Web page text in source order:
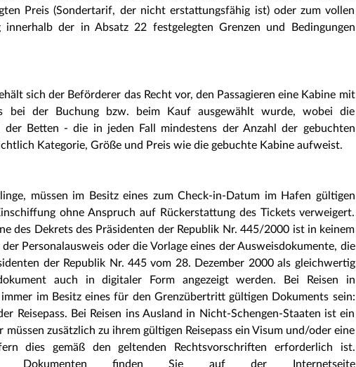
Preis (Sondertarif, der nicht erstattungsfähig ist) oder zum vollen
der in Absatz 22 festgelegten Grenzen und Bedingungen
sich der Beförderer das Recht vor, den Passagieren eine Kabine mit
bei der Buchung bzw. beim Kauf ausgewählt wurde, wobei die
der Betten - die in jeden Fall mindestens der Anzahl der gebuchten
Kategorie, Größe und Preis wie die gebuchte Kabine aufweist.
müssen im Besitz eines zum Check-in-Datum im Hafen gültigen
ohne Anspruch auf Rückerstattung des Tickets verweigert.
des Dekrets des Präsidenten der Republik Nr. 445/2000 ist in keinem
Personalausweis oder die Vorlage eines der Ausweisdokumente, die
der Republik Nr. 445 vom 28. Dezember 2000 als gleichwertig
auch in digitaler Form angezeigt werden. Bei Reisen in
im Besitz eines für den Grenzübertritt gültigen Dokuments sein:
Reisepass. Bei Reisen ins Ausland in Nicht-Schengen-Staaten ist ein
zusätzlich zu ihrem gültigen Reisepass ein Visum und/oder eine
dies gemäß den geltenden Rechtsvorschriften erforderlich ist.
Dokumenten finden Sie auf der Internetseite